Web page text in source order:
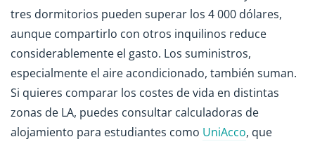
tres dormitorios pueden superar los 4 000 dólares,
aunque compartirlo con otros inquilinos reduce
considerablemente el gasto. Los suministros,
especialmente el aire acondicionado, también suman.
Si quieres comparar los costes de vida en distintas
zonas de LA, puedes consultar calculadoras de
alojamiento para estudiantes como UniAcco, que